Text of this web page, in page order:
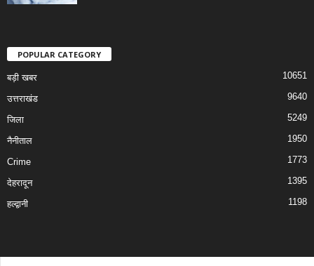
POPULAR CATEGORY
बड़ी खबर 10651
उत्तराखंड 9640
जिला 5249
नैनीताल 1950
Crime 1773
देहरादून 1395
हल्द्वानी 1198